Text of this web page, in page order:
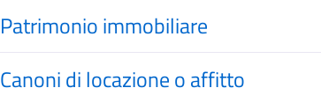
Patrimonio immobiliare
Canoni di locazione o affitto